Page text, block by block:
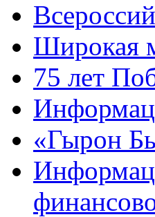
Широкая
75 лет
«Гырон